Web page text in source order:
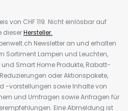
von CHF 119. Nicht einlösbar auf
dieserHersteller.
Newsletter an und erhalten
Sortiment Lampen und Leuchten,
Smart Home Produkte, Rabatt-
oder Aktionspakete,
-vorstellungen sowie Inhalte von
und Umfragen sowie Anfragen für
Eine Abmeldung ist